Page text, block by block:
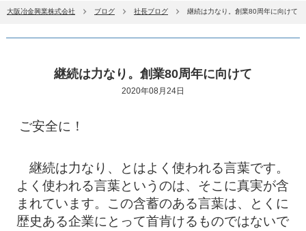
大阪冶金興業株式会社 ブログ 社長ブログ 継続は力なり。創業80周年に向けて
継続は力なり。創業80周年に向けて
2020年08月24日
ご安全に！
継続は力なり、とはよく使われる言葉です。
よく使われる言葉というのは、そこに真実が含
まれています。この含蓄のある言葉は、とくに
歴史ある企業にとって首肯けるものではないで